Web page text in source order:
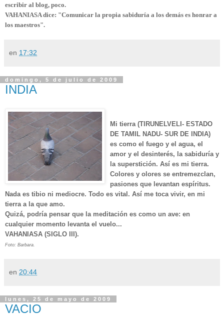
escribir al blog, poco.
VAHANIASA dice: "Comunicar la propia sabiduría a los demás es honrar a
los maestros".
en 17:32
domingo, 5 de julio de 2009
INDIA
Mi tierra (TIRUNELVELI- ESTADO
DE TAMIL NADU- SUR DE INDIA)
es como el fuego y el agua, el
amor y el desinterés, la sabiduría y
la superstición. Así es mi tierra.
Colores y olores se entremezclan,
pasiones que levantan espíritus.
Nada es tibio ni mediocre. Todo es vital. Así me toca vivir, en mi
tierra a la que amo.
Quizá, podría pensar que la meditación es como un ave: en
cualquier momento levanta el vuelo...
VAHANIASA (SIGLO III).
Foto: Barbara.
en 20:44
lunes, 25 de mayo de 2009
VACIO